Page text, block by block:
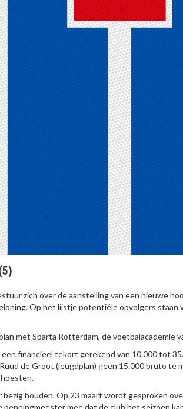
zich over de aanstelling van een nieuwe
Op het lijstje potentiële opvolgers staan
met Sparta Rotterdam, de voetbalacademie
financieel tekort gerekend van 10.000 tot
de Groot (jeugdplan) geen 15.000 bruto
houden. Op 23 maart wordt gesproken
penningmeester mee dat de club het seizoen